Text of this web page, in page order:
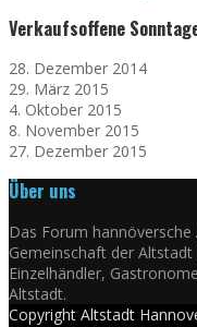
Verkaufsoffene
28. Dezember 2014
29. März 2015
4. Oktober 2015
8. November 2015
27. Dezember 2015
Über uns
Das Forum
Gemeinschaft der
Einzelhändler,
Altstadt.
Copyright Altstadt